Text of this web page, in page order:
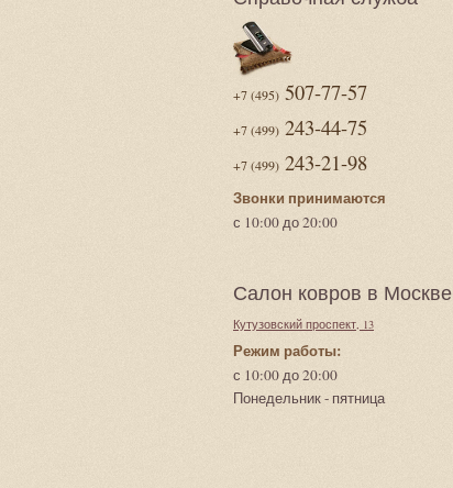
+7 (495) 507-77-57
+7 (499) 243-44-75
+7 (499) 243-21-98
Звонки принимаются
с 10:00 до 20:00
Салон ковров в Москве
Кутузовский проспект, 13
Режим работы:
с 10:00 до 20:00
Понедельник - пятница